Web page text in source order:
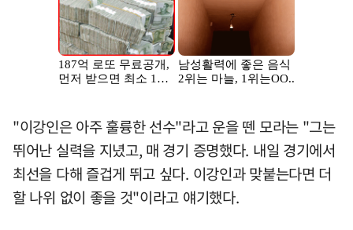
"이강인은 아주 훌륭한 선수"라고 운을 뗀 모라는 "그는
뛰어난 실력을 지녔고, 매 경기 증명했다. 내일 경기에서
최선을 다해 즐겁게 뛰고 싶다. 이강인과 맞붙는다면 더
할 나위 없이 좋을 것"이라고 얘기했다.